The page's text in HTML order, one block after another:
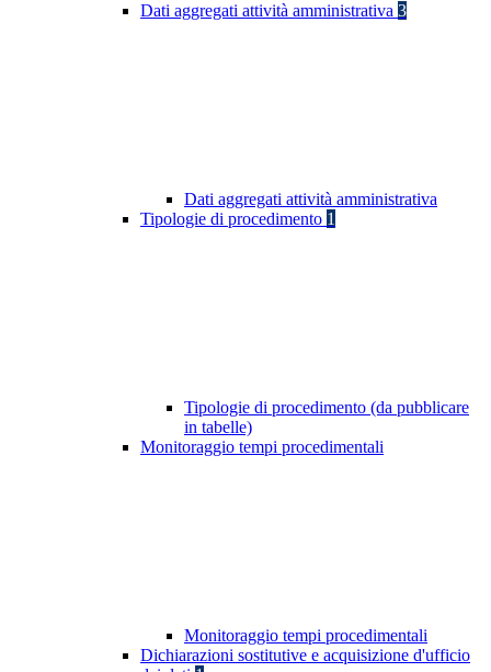
Dati aggregati attività amministrativa 3
Dati aggregati attività amministrativa
Tipologie di procedimento 1
Tipologie di procedimento (da pubblicare
in tabelle)
Monitoraggio tempi procedimentali
Monitoraggio tempi procedimentali
Dichiarazioni sostitutive e acquisizione d'ufficio